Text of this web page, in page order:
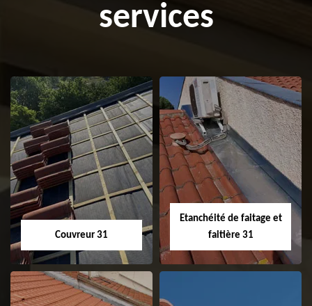
services
Couvreur 31
Etanchéité de faitage et
faitière 31